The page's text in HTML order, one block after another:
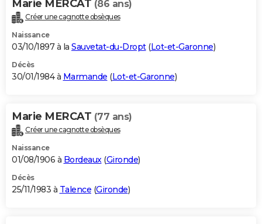
Marie MERCAT (86 ans)
Créer une cagnotte obsèques
Naissance
03/10/1897 à la Sauvetat-du-Dropt(Lot-et-Garonne)
Décès
30/01/1984 à Marmande (Lot-et-Garonne)
Marie MERCAT (77 ans)
Créer une cagnotte obsèques
Naissance
01/08/1906 à Bordeaux(Gironde)
Décès
25/11/1983 à Talence (Gironde)